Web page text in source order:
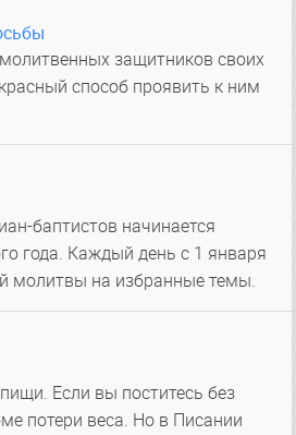
защитников своих
способ проявить к ним
баптистов начинается
года. Каждый день с 1 января
молитвы на избранные темы.
Если вы поститесь без
потери веса. Но в Писании